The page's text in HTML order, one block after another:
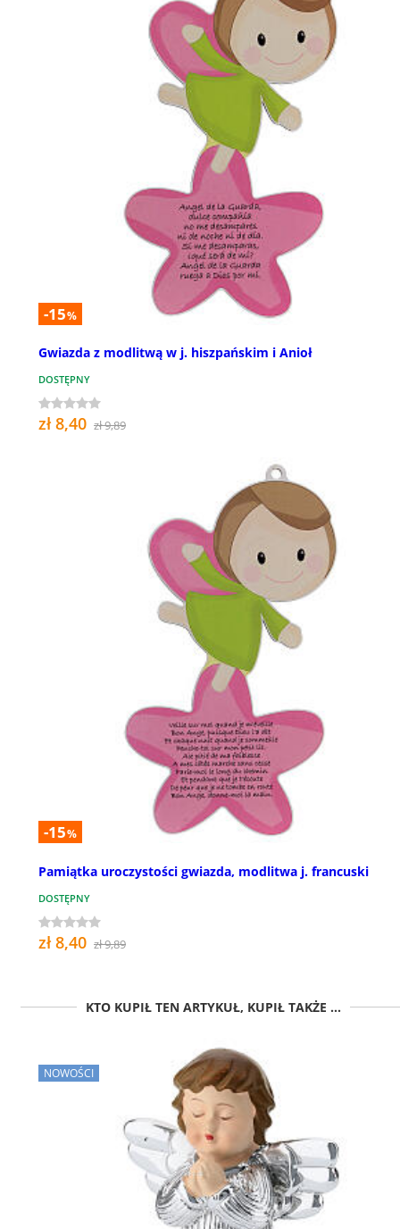
-15%
Gwiazda z modlitwą w j. hiszpańskim i Anioł
DOSTĘPNY
zł 8,40 zł 9,89
-15%
Pamiątka uroczystości gwiazda, modlitwa j. francuski
DOSTĘPNY
zł 8,40 zł 9,89
KTO KUPIŁ TEN ARTYKUŁ, KUPIŁ TAKŻE ...
NOWOŚCI